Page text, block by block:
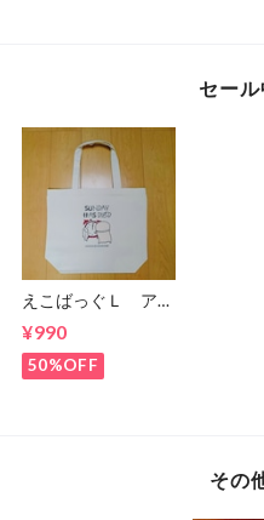
セー
えこばっぐＬ アウ
トレット
¥990
50%OFF
その